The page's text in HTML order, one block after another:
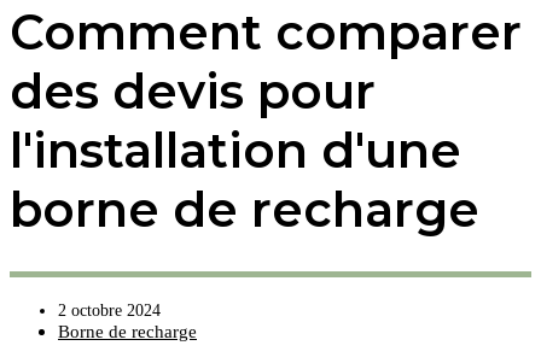
Comment comparer
des devis pour
l'installation d'une
borne de recharge
2 octobre 2024
Borne de recharge